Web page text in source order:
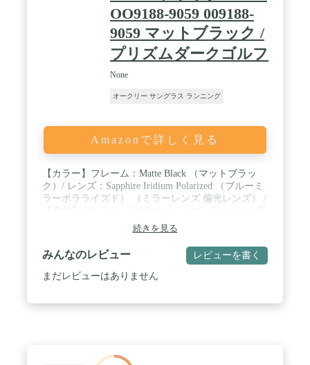
OO9188-9059 009188-
9059 マットブラック /
プリズムダークゴルフ
None
オークリー サングラス ランニング
Amazonで詳しく見る
【カラー】フレーム：Matte Black （マットブラッ
ク）/ レンズ：Sapphire Iridium Polarized （ブルーミ
ラーポラライズド） （ミラーレンズ 偏光レンズ） /
純度ポリカーボネイト） / 【サイズ】レンズ幅：
56mm / レンズ縦：43mm / ブリッジ幅：17mm / フレ
ーム幅：142mm / テンプル長：138mm / 【仕様・機
能】フィッティング：レギュラーフィット / 【付属
品】純正レンズクロスポーチ/純正化粧箱/メーカー
続きを見る
みんなのレビュー レビューを書く
まだレビューはありません